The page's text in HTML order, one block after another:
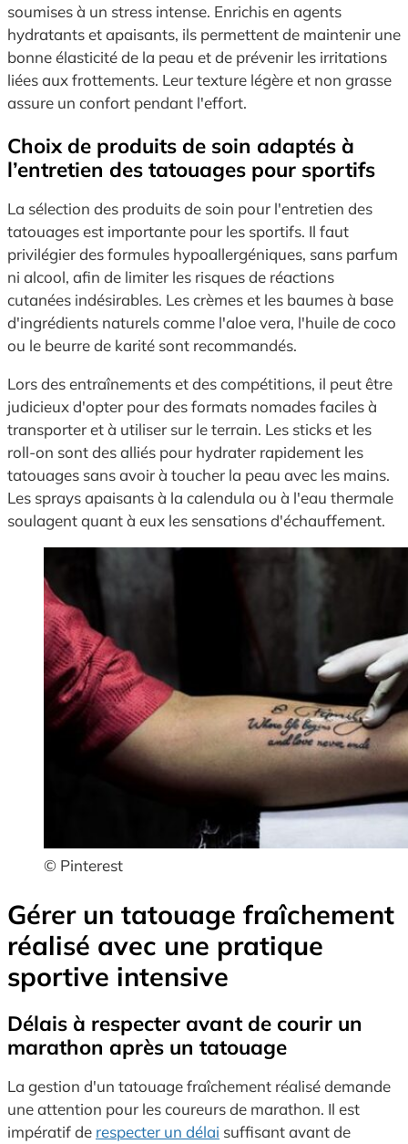
soumises à un stress intense. Enrichis en agents
hydratants et apaisants, ils permettent de maintenir une
bonne élasticité de la peau et de prévenir les irritations
liées aux frottements. Leur texture légère et non grasse
assure un confort pendant l'effort.
Choix de produits de soin adaptés à
l’entretien des tatouages pour sportifs
La sélection des produits de soin pour l'entretien des
tatouages est importante pour les sportifs. Il faut
privilégier des formules hypoallergéniques, sans parfum
ni alcool, afin de limiter les risques de réactions
cutanées indésirables. Les crèmes et les baumes à base
d'ingrédients naturels comme l'aloe vera, l'huile de coco
ou le beurre de karité sont recommandés.
Lors des entraînements et des compétitions, il peut être
judicieux d'opter pour des formats nomades faciles à
transporter et à utiliser sur le terrain. Les sticks et les
roll-on sont des alliés pour hydrater rapidement les
tatouages sans avoir à toucher la peau avec les mains.
Les sprays apaisants à la calendula ou à l'eau thermale
soulagent quant à eux les sensations d'échauffement.
© Pinterest
Gérer un tatouage fraîchement
réalisé avec une pratique
sportive intensive
Délais à respecter avant de courir un
marathon après un tatouage
La gestion d'un tatouage fraîchement réalisé demande
une attention pour les coureurs de marathon. Il est
impératif de respecter un délai suffisant avant de